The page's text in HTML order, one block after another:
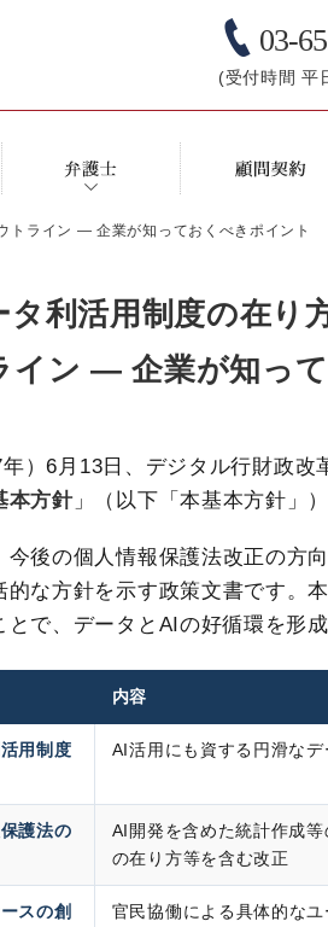
03-
(受付時間 平
トライン ― 企業が知っておくべきポイント
タ利活用制度の在
イン ― 企業が知っ
）6月13日、デジタル行財政改
本方針」（以下「本基本方針」
今後の個人情報保護法改正の方
的な方針を示す政策文書です。
とで、データとAIの好循環を形
内容
用制度
AI活用にも資する円滑な
護法の
AI開発を含めた統計作成
の在り方等を含む改正
スの創
官民協働による具体的な